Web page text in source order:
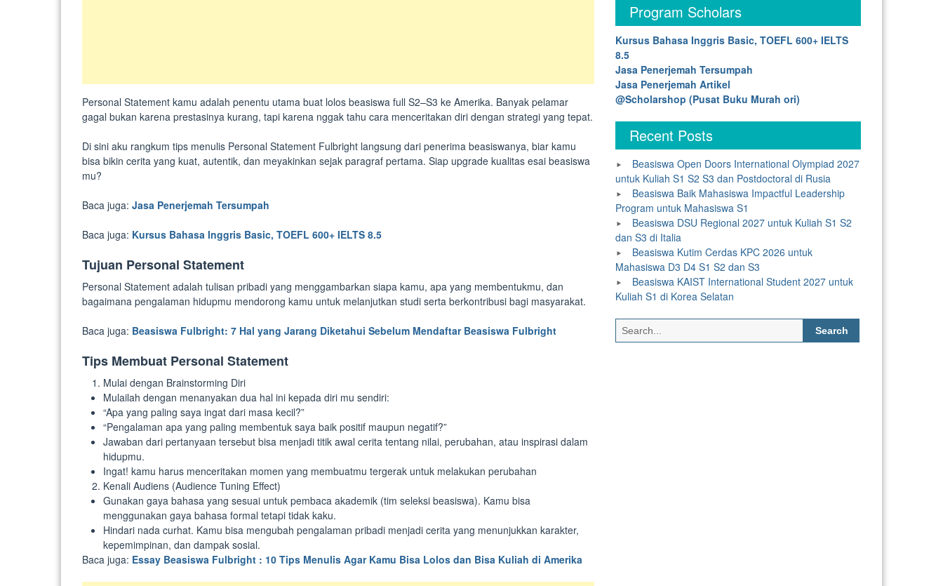
Personal Statement kamu adalah penentu utama buat lolos beasiswa full S2–S3 ke Amerika. Banyak pelamar
gagal bukan karena prestasinya kurang, tapi karena nggak tahu cara menceritakan diri dengan strategi yang tepat.
Di sini aku rangkum tips menulis Personal Statement Fulbright langsung dari penerima beasiswanya, biar kamu
bisa bikin cerita yang kuat, autentik, dan meyakinkan sejak paragraf pertama. Siap upgrade kualitas esai beasiswa
mu?
Baca juga: Jasa Penerjemah Tersumpah
Baca juga: Kursus Bahasa Inggris Basic, TOEFL 600+ IELTS 8.5
Tujuan Personal Statement
Personal Statement adalah tulisan pribadi yang menggambarkan siapa kamu, apa yang membentukmu, dan
bagaimana pengalaman hidupmu mendorong kamu untuk melanjutkan studi serta berkontribusi bagi masyarakat.
Baca juga: Beasiswa Fulbright: 7 Hal yang Jarang Diketahui Sebelum Mendaftar Beasiswa Fulbright
Tips Membuat Personal Statement
Mulai dengan Brainstorming Diri
Mulailah dengan menanyakan dua hal ini kepada diri mu sendiri:
“Apa yang paling saya ingat dari masa kecil?”
“Pengalaman apa yang paling membentuk saya baik positif maupun negatif?”
Jawaban dari pertanyaan tersebut bisa menjadi titik awal cerita tentang nilai, perubahan, atau inspirasi dalam
hidupmu.
Ingat! kamu harus menceritakan momen yang membuatmu tergerak untuk melakukan perubahan
Kenali Audiens (Audience Tuning Effect)
Gunakan gaya bahasa yang sesuai untuk pembaca akademik (tim seleksi beasiswa). Kamu bisa
menggunakan gaya bahasa formal tetapi tidak kaku.
Hindari nada curhat. Kamu bisa mengubah pengalaman pribadi menjadi cerita yang menunjukkan karakter,
kepemimpinan, dan dampak sosial.
Baca juga: Essay Beasiswa Fulbright : 10 Tips Menulis Agar Kamu Bisa Lolos dan Bisa Kuliah di Amerika
Program Scholars
Kursus Bahasa Inggris Basic, TOEFL 600+ IELTS
8.5
Jasa Penerjemah Tersumpah
Jasa Penerjemah Artikel
@Scholarshop (Pusat Buku Murah ori)
Recent Posts
Beasiswa Open Doors International Olympiad 2027
untuk Kuliah S1 S2 S3 dan Postdoctoral di Rusia
Beasiswa Baik Mahasiswa Impactful Leadership
Program untuk Mahasiswa S1
Beasiswa DSU Regional 2027 untuk Kuliah S1 S2
dan S3 di Italia
Beasiswa Kutim Cerdas KPC 2026 untuk
Mahasiswa D3 D4 S1 S2 dan S3
Beasiswa KAIST International Student 2027 untuk
Kuliah S1 di Korea Selatan
Search
for: